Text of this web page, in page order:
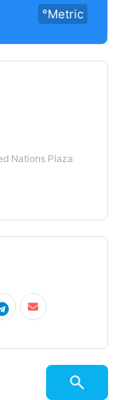
°Metric
Nations Plaza